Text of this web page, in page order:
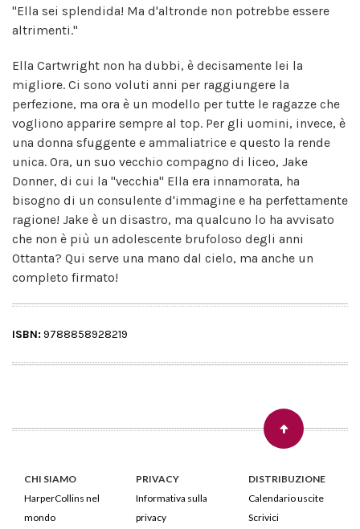
"Ella sei splendida! Ma d'altronde non potrebbe essere
altrimenti."
Ella Cartwright non ha dubbi, è decisamente lei la
migliore. Ci sono voluti anni per raggiungere la
perfezione, ma ora è un modello per tutte le ragazze che
vogliono apparire sempre al top. Per gli uomini, invece, è
una donna sfuggente e ammaliatrice e questo la rende
unica. Ora, un suo vecchio compagno di liceo, Jake
Donner, di cui la "vecchia" Ella era innamorata, ha
bisogno di un consulente d'immagine e ha perfettamente
ragione! Jake è un disastro, ma qualcuno lo ha avvisato
che non è più un adolescente brufoloso degli anni
Ottanta? Qui serve una mano dal cielo, ma anche un
completo firmato!
ISBN: 9788858928219
CHI SIAMO
HarperCollins nel
mondo
PRIVACY
Informativa sulla
privacy
DISTRIBUZIONE
Calendario uscite
Scrivici